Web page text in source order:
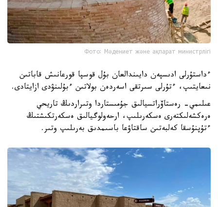
Фото: Мәдениет және ақпарат министрлігі
ءداستۇرلى ادىسپەن دايىندالعان بۇل قوسپا قورعانىش قاباتىن
نىعايتىپ، ءتۇرلى سىرتقى اسەردەن بولاتىن ءبۇلىنۋدى ازايتادى.
عىلىمي- رەستاۆراتسيالىق جۇمىستاردا وتىراردىڭ تاريحي
ەرەكشەلىكتەرى ەسكەرىلىپ، ارحەولوگيالىق ەسكەرتكىشتىڭ
ءتۇپنۇسقا كەلبەتىن ساقتاۋعا باسىمدىق بەرىلىپ وتىر.